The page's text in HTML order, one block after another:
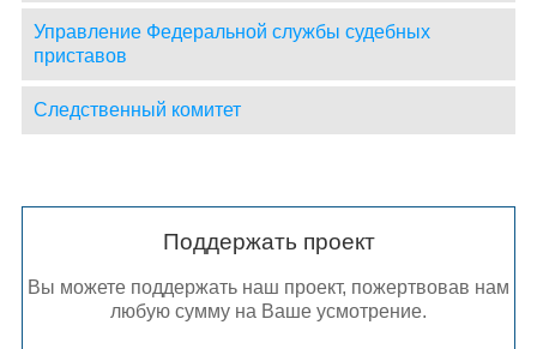
Управление Федеральной службы судебных
приставов
Следственный комитет
Поддержать проект
Вы можете поддержать наш проект, пожертвовав нам
любую сумму на Ваше усмотрение.